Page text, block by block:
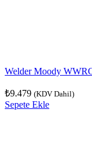
Welder Moody
₺9.479 (KDV Dahil)
Sepete Ekle